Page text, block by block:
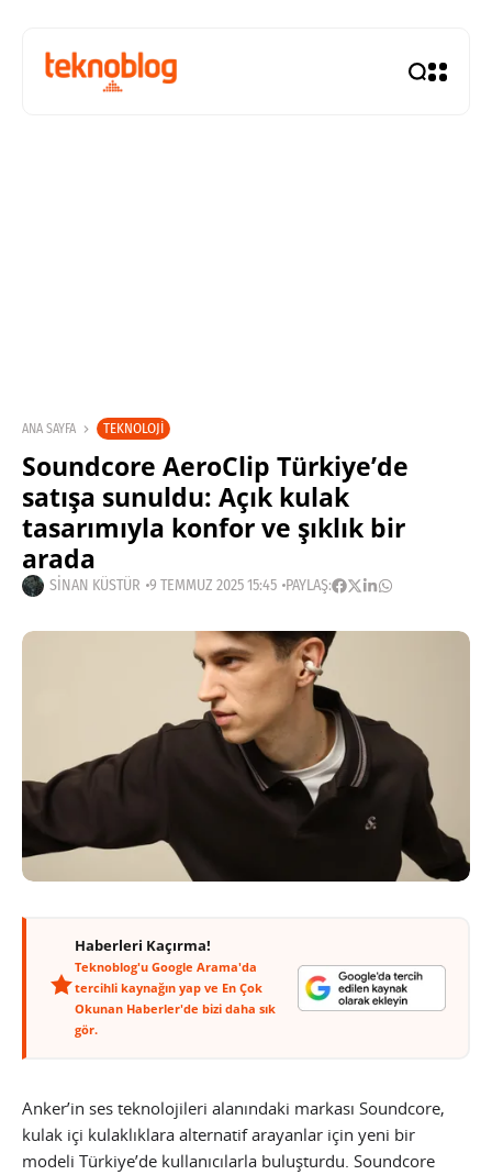
ANA SAYFA TEKNOLOJI
Soundcore AeroClip Türkiye’de
satışa sunuldu: Açık kulak
tasarımıyla konfor ve şıklık bir
arada
SINAN KÜSTÜR 9 TEMMUZ 2025 15:45 PAYLAŞ:
Haberleri Kaçırma!
Teknoblog'u Google Arama'da
tercihli kaynağın yap ve En Çok
Okunan Haberler'de bizi daha sık
gör.
Anker’in ses teknolojileri alanındaki markası Soundcore,
kulak içi kulaklıklara alternatif arayanlar için yeni bir
modeli Türkiye’de kullanıcılarla buluşturdu. Soundcore